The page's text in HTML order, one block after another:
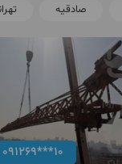
صادقیه
091269***10